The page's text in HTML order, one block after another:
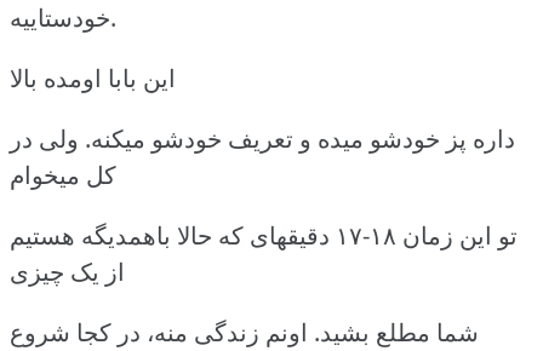
خودستاییه.
این بابا اومده بالا
داره پز خودشو میده و تعریف خودشو میکنه. ولی در
کل میخوام
تو این زمان ۱۸-۱۷ دقیقهای که حالا باهمدیگه هستیم
از یک چیزی
شما مطلع بشید. اونم زندگی منه، در کجا شروع